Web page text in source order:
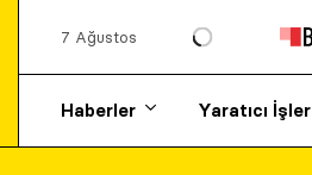
7 Ağustos
Haberler Yaratıcı İşler